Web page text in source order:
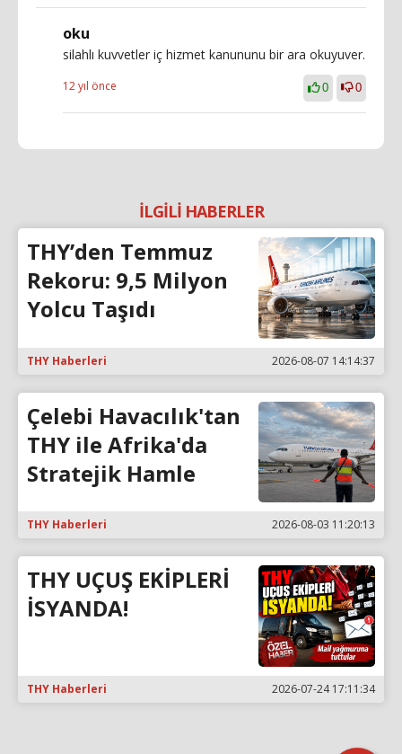
oku
silahlı kuvvetler iç hizmet kanununu bir ara okuyuver.
12 yıl önce 0 0
İLGİLİ HABERLER
THY’den Temmuz
Rekoru: 9,5 Milyon
Yolcu Taşıdı
THY Haberleri 2026-08-07 14:14:37
Çelebi Havacılık'tan
THY ile Afrika'da
Stratejik Hamle
THY Haberleri 2026-08-03 11:20:13
THY UÇUŞ EKİPLERİ
İSYANDA!
THY Haberleri 2026-07-24 17:11:34